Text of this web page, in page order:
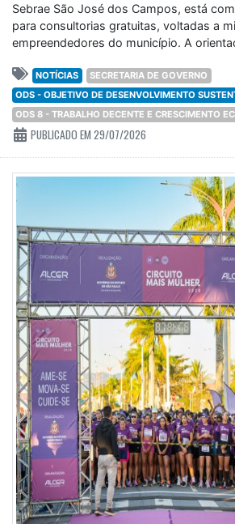
Sebrae São José dos Campos, está
para consultorias gratuitas, voltadas a
empreendedores do município. A
NOTÍCIAS
SECRETARIA DE GOVERNO
ODS - OBJETIVO DE DESENVOLVIMENTO
ODS 8 - TRABALHO DECENTE E CRESCIMENTO
PUBLICADO EM 29/07/2026